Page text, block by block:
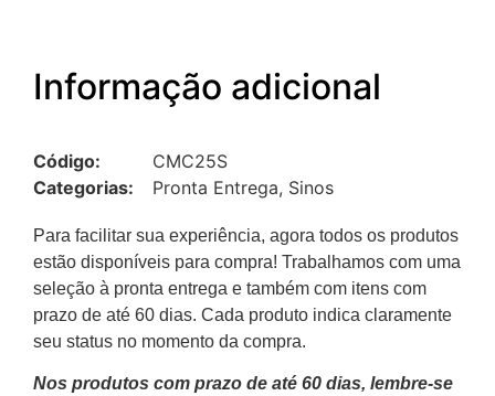
Informação adicional
Código:
CMC25S
Categorias:
Pronta Entrega, Sinos
Para facilitar sua experiência, agora todos os produtos
estão disponíveis para compra! Trabalhamos com uma
seleção à pronta entrega e também com itens com
prazo de até 60 dias. Cada produto indica claramente
seu status no momento da compra.
Nos produtos com prazo de até 60 dias, lembre-se